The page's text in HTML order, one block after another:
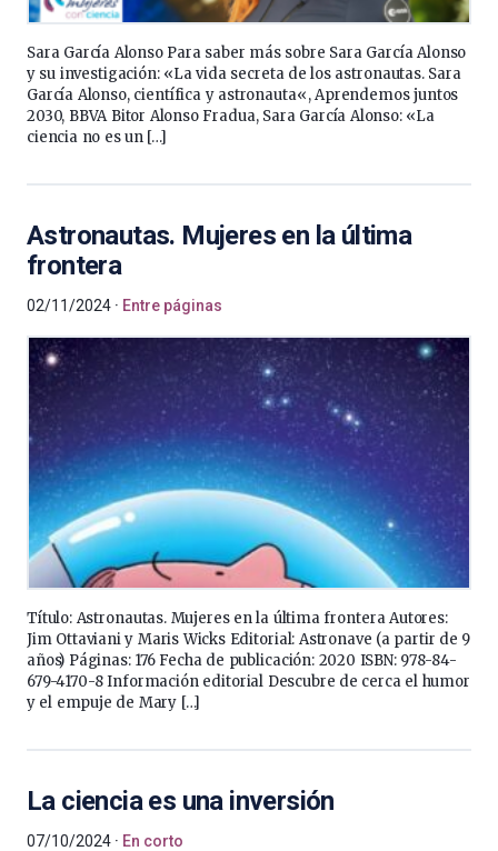
Sara García Alonso Para saber más sobre Sara García Alonso
y su investigación: «La vida secreta de los astronautas. Sara
García Alonso, científica y astronauta«, Aprendemos juntos
2030, BBVA Bitor Alonso Fradua, Sara García Alonso: «La
ciencia no es un […]
Astronautas. Mujeres en la última
frontera
02/11/2024 Entre páginas
Título: Astronautas. Mujeres en la última frontera Autores:
Jim Ottaviani y Maris Wicks Editorial: Astronave (a partir de 9
años) Páginas: 176 Fecha de publicación: 2020 ISBN: 978-84-
679-4170-8 Información editorial Descubre de cerca el humor
y el empuje de Mary […]
La ciencia es una inversión
07/10/2024 En corto